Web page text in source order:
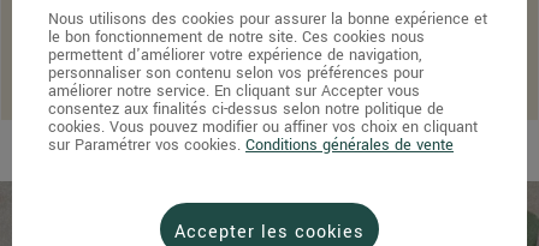
Bouquet de roses - Kate
À partir de69,90 €
Nous utilisons des cookies pour assurer la bonne expérience et
le bon fonctionnement de notre site. Ces cookies nous
permettent d'améliorer votre expérience de navigation,
personnaliser son contenu selon vos préférences pour
améliorer notre service. En cliquant sur Accepter vous
consentez aux finalités ci-dessus selon notre politique de
cookies. Vous pouvez modifier ou affiner vos choix en cliquant
sur Paramétrer vos cookies. Conditions générales de vente
Accepter les cookies